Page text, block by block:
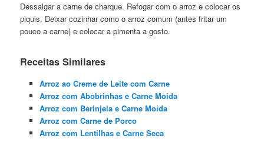
Dessalgar a carne de charque. Refogar com o arroz e colocar os
piquis. Deixar cozinhar como o arroz comum (antes fritar um
pouco a carne) e colocar a pimenta a gosto.
Receitas Similares
Arroz ao Creme de Leite com Carne
Arroz com Abobrinhas e Carne Moida
Arroz com Berinjela e Carne Moida
Arroz com Carne de Porco
Arroz com Lentilhas e Carne Seca